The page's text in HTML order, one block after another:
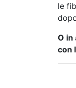
le
O in
con